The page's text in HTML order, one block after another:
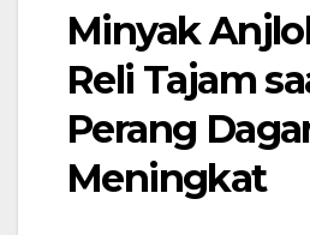
Minyak
Reli Tajam
Perang
Meningkat